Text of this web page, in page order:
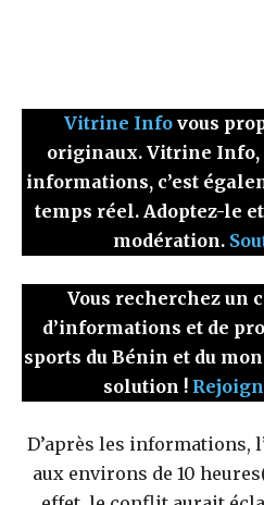
Vitrine Infovous
originaux. Vitrine Info,
informations, c’est
temps réel. Adoptez-le
modération.
Vous recherchez un
d’informations et de
sports du Bénin et du
solution !
D’après les informations,
aux environs de 10